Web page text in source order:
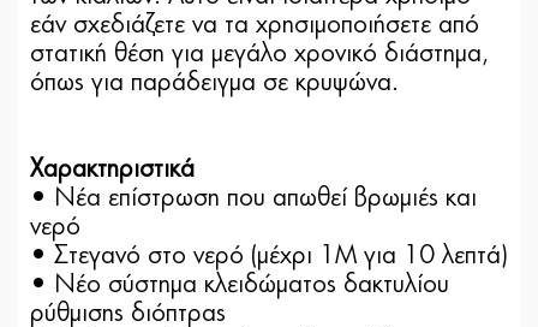
εάν σχεδιάζετε να τα χρησιμοποιήσετε από
στατική θέση για μεγάλο χρονικό διάστημα,
όπως για παράδειγμα σε κρυψώνα.
Χαρακτηριστικά
• Nέα επίστρωση που απωθεί βρωμιές και
νερό
• Στεγανό στο νερό (μέχρι 1Μ για 10 λεπτά)
• Νέο σύστημα κλειδώματος δακτυλίου
ρύθμισης διόπτρας